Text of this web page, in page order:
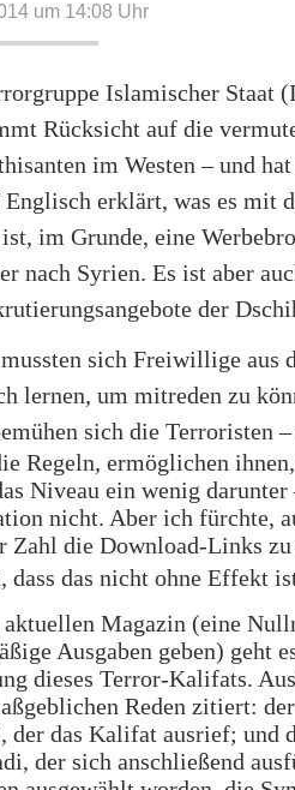
um 14:08 Uhr
Islamischer Staat
Rücksicht auf die
im Westen – und
Englisch erklärt, was es mit
im Grunde, eine
nach Syrien. Es ist aber
der
sich Freiwillige aus
lernen, um mitreden zu
sich die Terroristen
Regeln, ermöglichen
Niveau ein wenig
nicht. Aber ich fürchte,
Zahl die Download-Links
dass das nicht ohne Effekt
Magazin (eine
Ausgaben geben) geht
dieses Terror-Kalifats.
Reden zitiert:
der das Kalifat ausrief; und
der sich anschließend